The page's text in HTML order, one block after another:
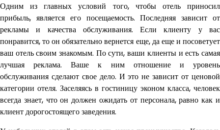
Одним из главных условий того, чтобы отель приносил
прибыль, является его посещаемость. Последняя зависит от
рекламы и качества обслуживания. Если клиенту у вас
понравится, то он обязательно вернется еще, да еще и посоветует
ваш отель своим знакомым. По сути, ваши клиенты и есть самая
лучшая реклама. Ваше к ним отношение и уровень
обслуживания сделают свое дело. И это не зависит от ценовой
категории отеля. Заселяясь в гостиницу эконом класса, человек
всегда знает, что он должен ожидать от персонала, равно как и
клиент дорогостоящего заведения.